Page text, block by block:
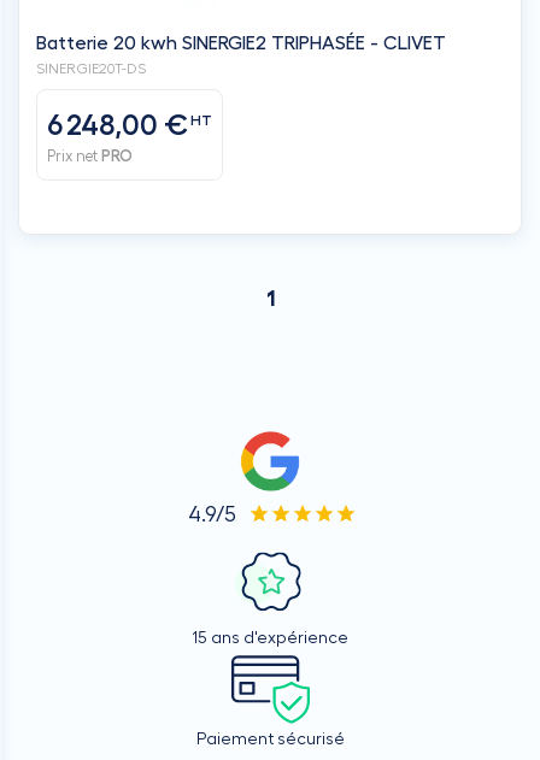
Batterie 20 kwh SINERGIE2 TRIPHASÉE - CLIVET
SINERGIE20T-DS
6 248,00 €HT
Prix net PRO
1
4.9/5
15 ans d'expérience
Paiement sécurisé